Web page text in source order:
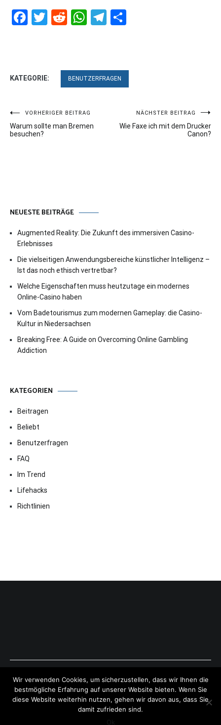
Facebook
Twitter
RedditWhatsApp
Telegram
KATEGORIE: BENUTZERFRAGEN
Beitragsnavigation
VORHERIGER BEITRAG
Warum sollte man Bremen
besuchen?
NÄCHSTER BEITRAG
Wie Faxe ich mit dem Drucker
Canon?
NEUESTE BEITRÄGE
Augmented Reality: Die Zukunft des immersiven Casino-
Erlebnisses
Die vielseitigen Anwendungsbereiche künstlicher Intelligenz –
Ist das noch ethisch vertretbar?
Welche Eigenschaften muss heutzutage ein modernes
Online-Casino haben
Vom Badetourismus zum modernen Gameplay: die Casino-
Kultur in Niedersachsen
Breaking Free: A Guide on Overcoming Online Gambling
Addiction
KATEGORIEN
Beitragen
Beliebt
Benutzerfragen
FAQ
Im Trend
Lifehacks
Richtlinien
Copyright © 2026ExpressAntworten.com. All rights reserved.
Theme:Cenote by ThemeGrill. Powered byWordPress .
Wir verwenden Cookies, um sicherzustellen, dass wir Ihnen die
bestmögliche Erfahrung auf unserer Website bieten. Wenn Sie
diese Website weiterhin nutzen, gehen wir davon aus, dass Sie
damit zufrieden sind.
Ok